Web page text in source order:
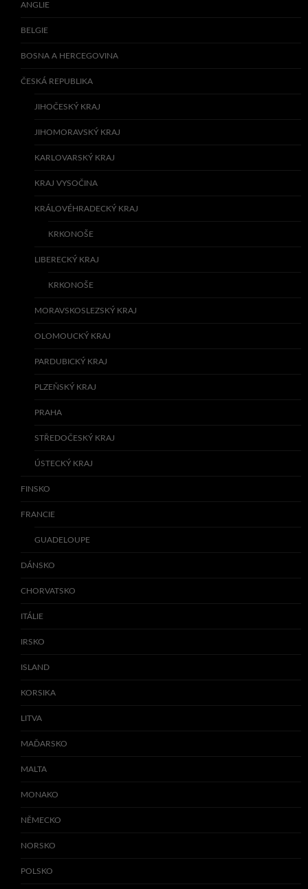
ANGLIE
BELGIE
BOSNA A HERCEGOVINA
ČESKÁ REPUBLIKA
JIHOČESKÝ KRAJ
JIHOMORAVSKÝ KRAJ
KARLOVARSKÝ KRAJ
KRAJ VYSOČINA
KRÁLOVÉHRADECKÝ KRAJ
KRKONOŠE
LIBERECKÝ KRAJ
KRKONOŠE
MORAVSKOSLEZSKÝ KRAJ
OLOMOUCKÝ KRAJ
PARDUBICKÝ KRAJ
PLZEŇSKÝ KRAJ
PRAHA
STŘEDOČESKÝ KRAJ
ÚSTECKÝ KRAJ
FINSKO
FRANCIE
GUADELOUPE
DÁNSKO
CHORVATSKO
ITÁLIE
IRSKO
ISLAND
KORSIKA
LITVA
MAĎARSKO
MALTA
MONAKO
NĚMECKO
NORSKO
POLSKO